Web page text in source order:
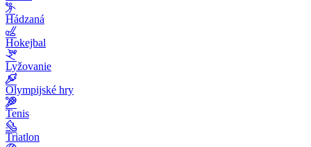
Hádzaná
Hokejbal
Lyžovanie
Olympijské hry
Tenis
Triatlon